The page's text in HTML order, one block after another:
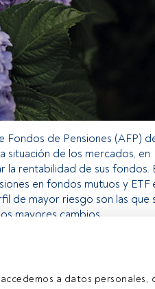
a datos personales,
Fondos de Pensiones (AFP)
situación de los mercados, en
la rentabilidad de sus fondos.
en fondos mutuos y ETF
de mayor riesgo son las que
mayores cambios.
aún no tienes cuenta, te